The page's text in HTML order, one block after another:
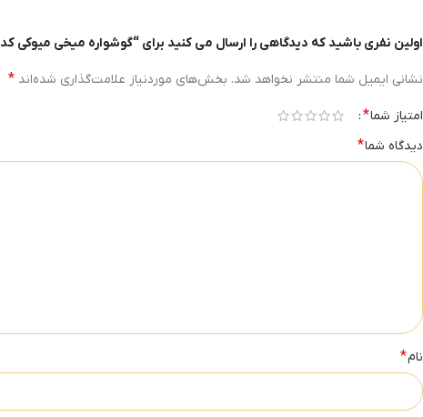
اولین نفری باشید که دیدگاهی را ارسال می کنید برای “گوشواره میخی میوکی کد 011”
نشانی ایمیل شما منتشر نخواهد شد. بخش‌های موردنیاز علامت‌گذاری شده‌اند *
امتیاز شما*
دیدگاه شما*
نام*